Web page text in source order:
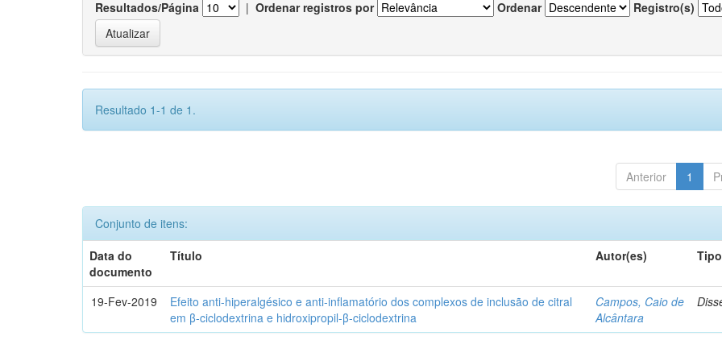
Resultados/Página | Ordenar registros por Ordenar Registro(s)
Resultado 1-1 de 1.
Anterior 1
Conjunto de itens:
Data do
documento
Título Autor(es) Tipo
19-Fev-2019
Efeito anti-hiperalgésico e anti-inflamatório dos complexos de inclusão de citral
em β-ciclodextrina e hidroxipropil-β-ciclodextrina
Campos, Caio de
Alcântara